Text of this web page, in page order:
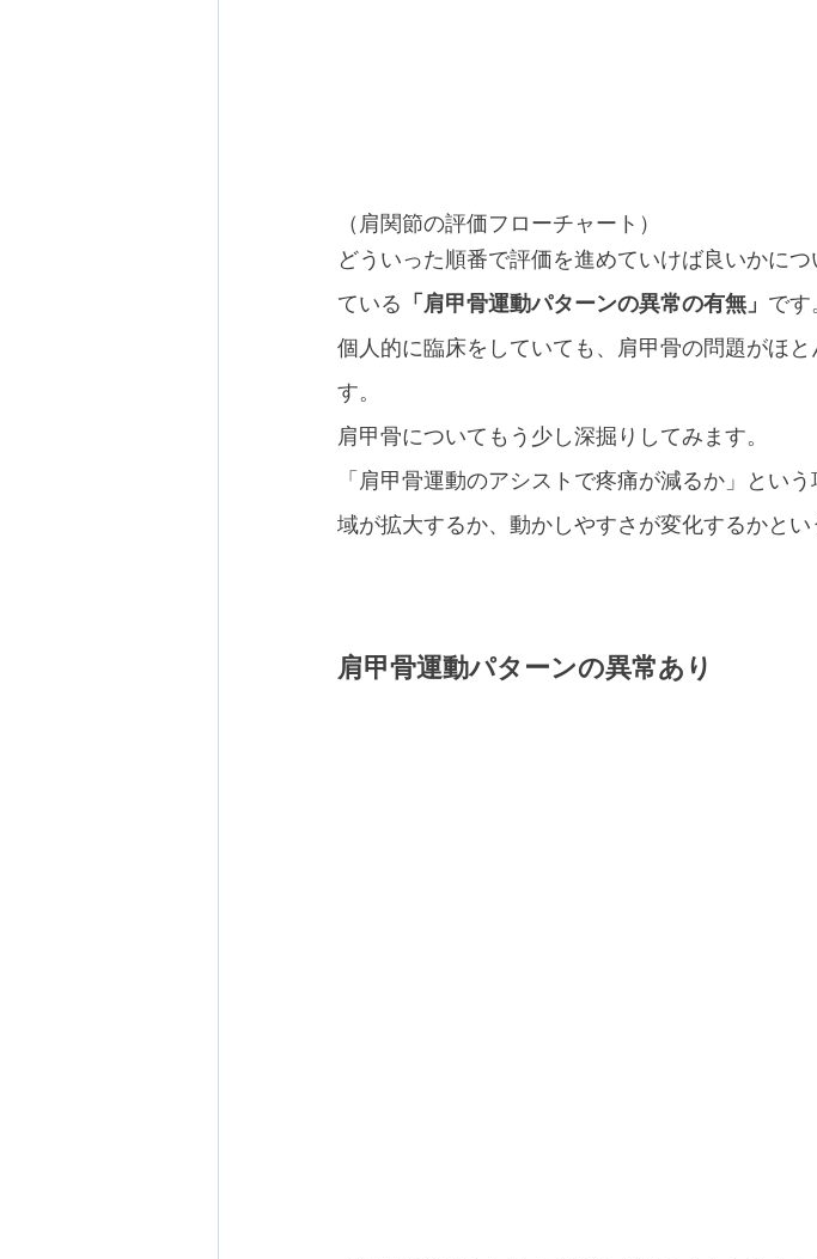
（肩関節の評価フローチャート）
どういった順番で評価を進めていけば良いかに
ている 「肩甲骨運動パターンの異常の有無」 です
個人的に臨床をしていても、肩甲骨の問題がほ
す。
肩甲骨についてもう少し深掘りしてみます。
「肩甲骨運動のアシストで疼痛が減るか」とい
域が拡大するか、動かしやすさが変化するかとい
肩甲骨運動パターンの異常あり